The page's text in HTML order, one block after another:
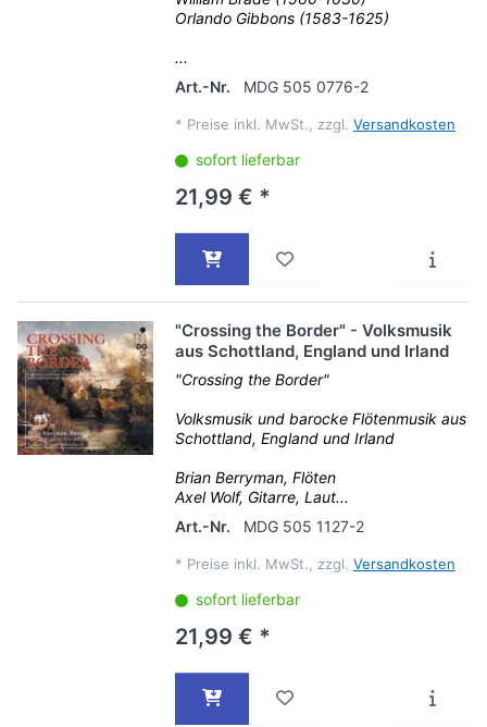
Orlando Gibbons (1583-1625)
...
Art.-Nr.
MDG 505 0776-2
* Preise inkl. MwSt., zzgl. Versandkosten
sofort lieferbar
21,99 € *
"Crossing the Border" - Volksmusik
aus Schottland, England und Irland
"Crossing the Border"
Volksmusik und barocke Flötenmusik aus
Schottland, England und Irland
Brian Berryman, Flöten
Axel Wolf, Gitarre, Laut...
Art.-Nr.
MDG 505 1127-2
* Preise inkl. MwSt., zzgl. Versandkosten
sofort lieferbar
21,99 € *